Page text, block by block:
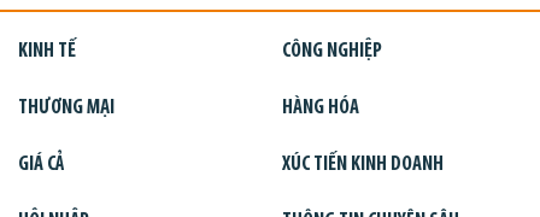
KINH TẾ CÔNG NGHIỆP
THƯƠNG MẠI HÀNG HÓA
GIÁ CẢ XÚC TIẾN KINH DOANH